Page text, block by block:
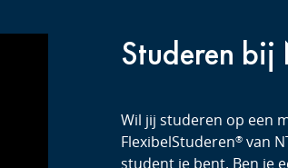
Studeren bij
Wil jij studeren op een
FlexibelStuderen® van
student je bent. Ben je